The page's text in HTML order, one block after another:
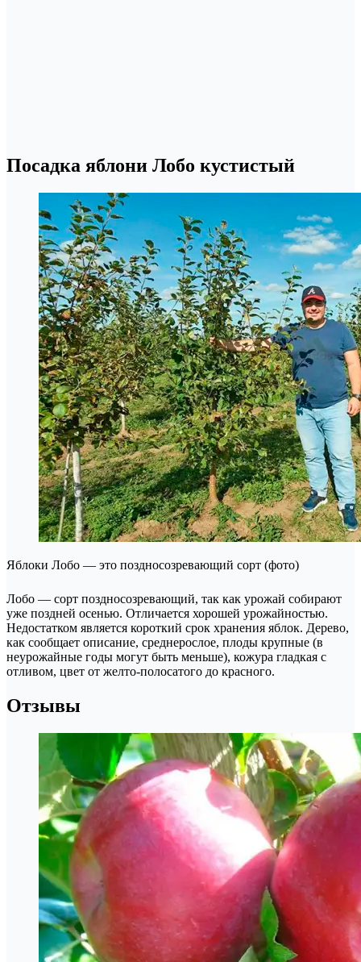
Посадка яблони Лобо кустистый
Яблоки Лобо — это поздносозревающий сорт (фото)
Лобо — сорт поздносозревающий, так как урожай собирают
уже поздней осенью. Отличается хорошей урожайностью.
Недостатком является короткий срок хранения яблок. Дерево,
как сообщает описание, среднерослое, плоды крупные (в
неурожайные годы могут быть меньше), кожура гладкая с
отливом, цвет от желто-полосатого до красного.
Отзывы